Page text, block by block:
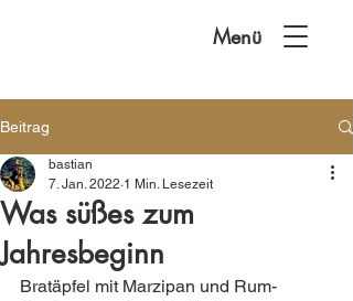
Menü
Beitrag
Was süßes zum
Jahresbeginn
bastian
7. Jan. 2022 1 Min. Lesezeit
Bratäpfel mit Marzipan und Rum-